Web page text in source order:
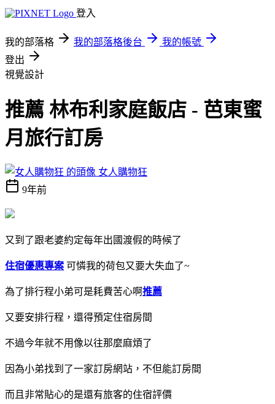
登入
我的部落格 我的部落格後台
我的帳號
登出
視覺設計
推薦 林布利家庭飯店 - 芭東蜜
月旅行訂房
女人購物狂
9年前
又到了跟老婆約定每年出國渡假的時候了
住宿優惠專案 可憐我的荷包又要大失血了~
為了排行程小弟可是耗費苦心啊推薦
又要安排行程，還得預定住宿房間
不過今年就不用像以往那麼麻煩了
因為小弟找到了一家訂房網站，不但能訂房間
而且非常貼心的是還有旅客的住宿評價